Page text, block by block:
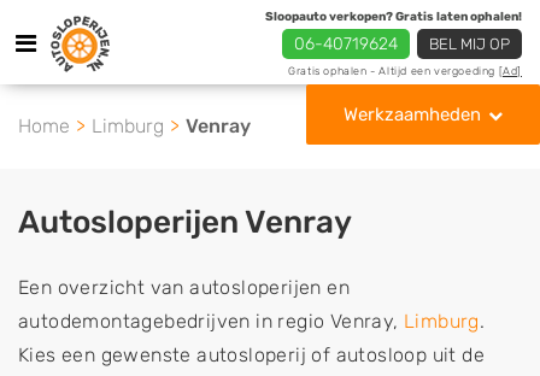
Sloopauto verkopen? Gratis laten ophalen!
06-40719624 BEL MIJ OP
Gratis ophalen - Altijd een vergoeding [Ad]
Werkzaamheden
Home Limburg Venray
Autosloperijen Venray
Een overzicht van autosloperijen en
autodemontagebedrijven in regio Venray, Limburg.
Kies een gewenste autosloperij of autosloop uit de